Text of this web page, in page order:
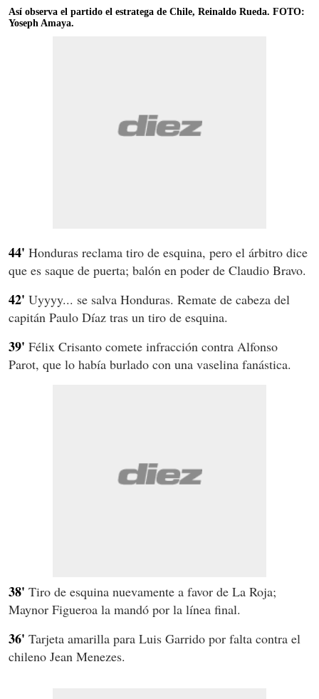
Así observa el partido el estratega de Chile, Reinaldo Rueda. FOTO:
Yoseph Amaya.
44' Honduras reclama tiro de esquina, pero el árbitro dice
que es saque de puerta; balón en poder de Claudio Bravo.
42' Uyyyy... se salva Honduras. Remate de cabeza del
capitán Paulo Díaz tras un tiro de esquina.
39' Félix Crisanto comete infracción contra Alfonso
Parot, que lo había burlado con una vaselina fanástica.
38' Tiro de esquina nuevamente a favor de La Roja;
Maynor Figueroa la mandó por la línea final.
36' Tarjeta amarilla para Luis Garrido por falta contra el
chileno Jean Menezes.